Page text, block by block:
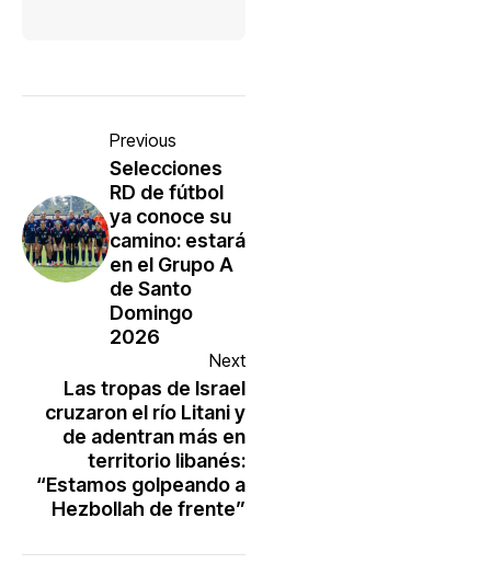
Previous
Selecciones
RD de fútbol
ya conoce su
camino: estará
en el Grupo A
de Santo
Domingo
2026
Next
Las tropas de Israel
cruzaron el río Litani y
de adentran más en
territorio libanés:
“Estamos golpeando a
Hezbollah de frente”